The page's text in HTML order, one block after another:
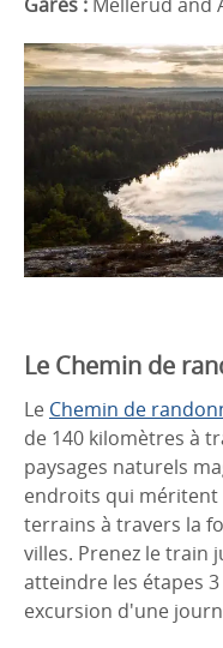
Le Chemin de
Le Chemin de
de 140 kilomètres à
paysages naturels
endroits qui méritent
terrains à travers la
villes. Prenez le train
atteindre les étapes
excursion d'une